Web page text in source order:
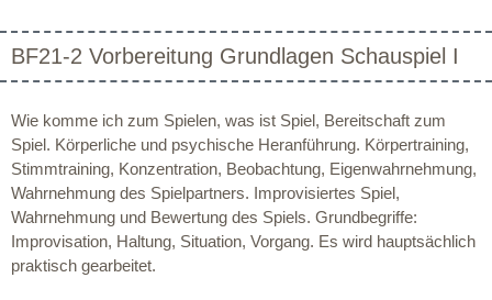
BF21-2 Vorbereitung Grundlagen Schauspiel I
Wie komme ich zum Spielen, was ist Spiel, Bereitschaft zum
Spiel. Körperliche und psychische Heranführung. Körpertraining,
Stimmtraining, Konzentration, Beobachtung, Eigenwahrnehmung,
Wahrnehmung des Spielpartners. Improvisiertes Spiel,
Wahrnehmung und Bewertung des Spiels. Grundbegriffe:
Improvisation, Haltung, Situation, Vorgang. Es wird hauptsächlich
praktisch gearbeitet.